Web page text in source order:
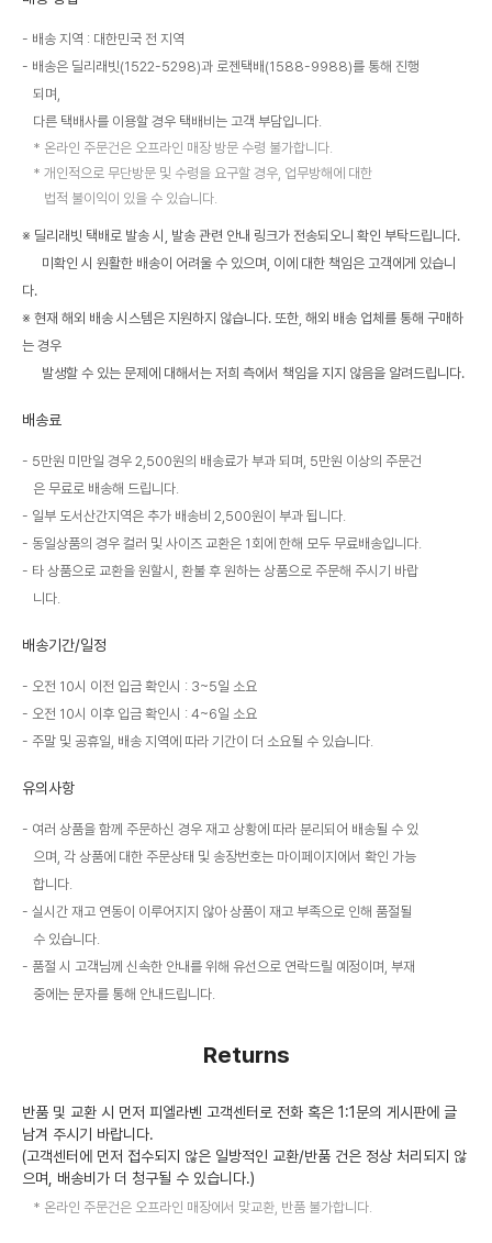
배송 지역 : 대한민국 전 지역
배송은 딜리래빗(1522-5298)과 로젠택배(1588-9988)를 통해 진행
되며,
다른 택배사를 이용할 경우 택배비는 고객 부담입니다.
온라인 주문건은 오프라인 매장 방문 수령 불가합니다.
개인적으로 무단방문 및 수령을 요구할 경우, 업무방해에 대한
법적 불이익이 있을 수 있습니다.
※ 딜리래빗 택배로 발송 시, 발송 관련 안내 링크가 전송되오니 확인 부탁드립니다.
미확인 시 원활한 배송이 어려울 수 있으며, 이에 대한 책임은 고객에게 있습니
다.
※ 현재 해외 배송 시스템은 지원하지 않습니다. 또한, 해외 배송 업체를 통해 구매하
는 경우
발생할 수 있는 문제에 대해서는 저희 측에서 책임을 지지 않음을 알려드립니다.
배송료
5만원 미만일 경우 2,500원의 배송료가 부과 되며, 5만원 이상의 주문건
은 무료로 배송해 드립니다.
일부 도서산간지역은 추가 배송비 2,500원이 부과 됩니다.
동일상품의 경우 컬러 및 사이즈 교환은 1회에 한해 모두 무료배송입니다.
타 상품으로 교환을 원할시, 환불 후 원하는 상품으로 주문해 주시기 바랍
니다.
배송기간/일정
오전 10시 이전 입금 확인시 : 3~5일 소요
오전 10시 이후 입금 확인시 : 4~6일 소요
주말 및 공휴일, 배송 지역에 따라 기간이 더 소요될 수 있습니다.
유의사항
여러 상품을 함께 주문하신 경우 재고 상황에 따라 분리되어 배송될 수 있
으며, 각 상품에 대한 주문상태 및 송장번호는 마이페이지에서 확인 가능
합니다.
실시간 재고 연동이 이루어지지 않아 상품이 재고 부족으로 인해 품절될
수 있습니다.
품절 시 고객님께 신속한 안내를 위해 유선으로 연락드릴 예정이며, 부재
중에는 문자를 통해 안내드립니다.
Returns
반품 및 교환 시 먼저 피엘라벤 고객센터로 전화 혹은 1:1문의 게시판에 글
남겨 주시기 바랍니다.
(고객센터에 먼저 접수되지 않은 일방적인 교환/반품 건은 정상 처리되지 않
으며, 배송비가 더 청구될 수 있습니다.)
온라인 주문건은 오프라인 매장에서 맞교환, 반품 불가합니다.